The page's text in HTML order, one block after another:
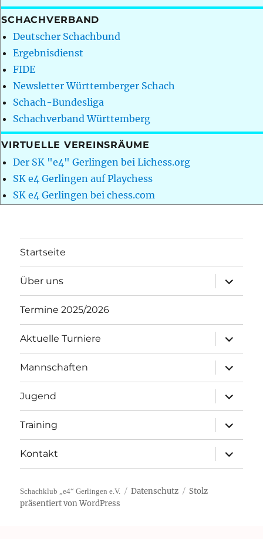
SCHACHVERBAND
Deutscher Schachbund
Ergebnisdienst
FIDE
Newsletter Württemberger Schach
Schach-Bundesliga
Schachverband Württemberg
VIRTUELLE VEREINSRÄUME
Der SK "e4" Gerlingen bei Lichess.org
SK e4 Gerlingen auf Playchess
SK e4 Gerlingen bei chess.com
Startseite
Über uns
öffnen
Termine 2025/2026
Aktuelle Turniere
öffnen
Mannschaften
öffnen
Jugend
öffnen
Training
öffnen
Kontakt
öffnen
Schachklub „e4“ Gerlingen e.V. Datenschutz
Stolz
präsentiert von WordPress